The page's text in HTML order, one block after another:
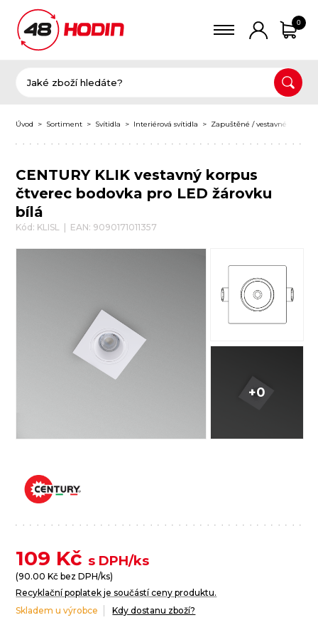
0
Úvod Sortiment Svítidla Interiérová svítidla Zapuštěné / vestavné svítidla
CENTURY KLIK vestavný korpus
čtverec bodovka pro LED žárovku
bílá
Kód: KLISL | EAN: 9090171011357
+0
109 Kč s DPH/ks
(90.00 Kč bez DPH/ks)
Recyklační poplatek je součástí ceny produktu.
Skladem u výrobce
Kdy dostanu zboží?